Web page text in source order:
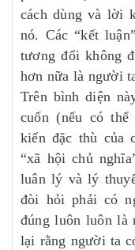
cách dùng và lời
nó. Các “kết
tương đối không
hơn nữa là người
Trên bình diện
cuốn (nếu có
kiến đặc thù của
“xã hội chủ
luân lý và lý
đòi hỏi phải có
đúng luôn luôn là
lại rằng người ta